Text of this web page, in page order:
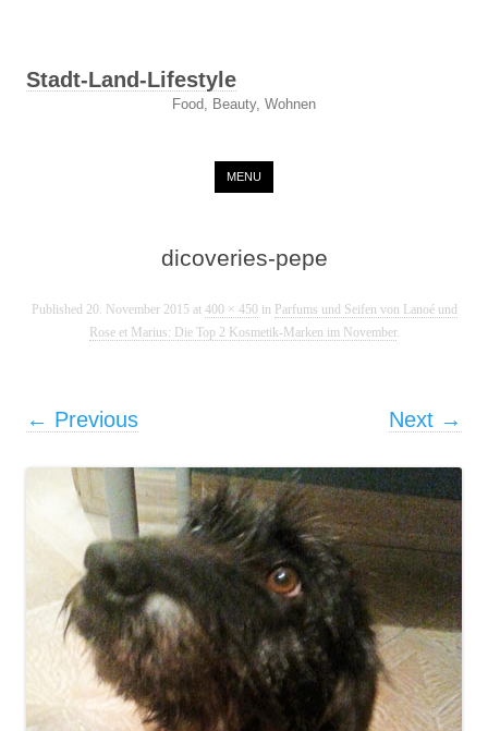
Stadt-Land-Lifestyle
Food, Beauty, Wohnen
MENU
dicoveries-pepe
Published 20. November 2015at 400 × 450in Parfums und Seifen von Lanoé und
Rose et Marius: Die Top 2 Kosmetik-Marken im November.
← Previous Next →